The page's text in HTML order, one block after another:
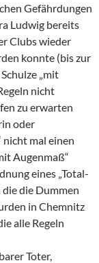
Gefährdungen
Ludwig bereits
Clubs wieder
konnte (bis zur
„mit
nicht
zu erwarten
oder
nicht mal einen
Augenmaß“
eines „Total-
die Dummen
in Chemnitz
alle Regeln
Toter,